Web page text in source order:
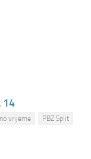
14
vrijeme
PBZ Split